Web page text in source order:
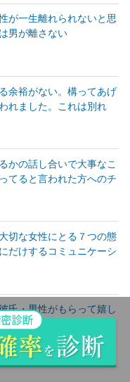
が一生離れられないと思
男が離さない
余裕がない。構ってあげ
れました。これは別れ
かの話し合いで大事なこ
てると言われた方へのチ
切な女性にとる７つの態
だけするコミュニケーシ
氏・男性がもらって嬉し
に嬉しい言葉魔法の